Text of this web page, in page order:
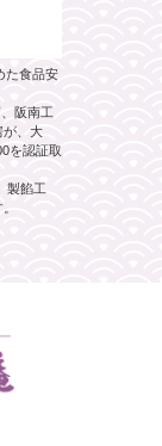
た食品安
阪南工
が、大
を認証取
製餡工